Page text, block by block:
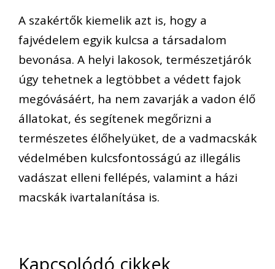
A szakértők kiemelik azt is, hogy a
fajvédelem egyik kulcsa a társadalom
bevonása. A helyi lakosok, természetjárók
úgy tehetnek a legtöbbet a védett fajok
megóvásáért, ha nem zavarják a vadon élő
állatokat, és segítenek megőrizni a
természetes élőhelyüket, de a vadmacskák
védelmében kulcsfontosságú az illegális
vadászat elleni fellépés, valamint a házi
macskák ivartalanítása is.
Kapcsolódó cikkek